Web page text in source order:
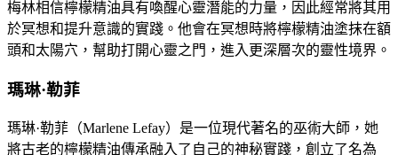
梅林相信檸檬精油具有喚醒心靈潛能的力量，因此經常將其用
於冥想和提升意識的實踐。他會在冥想時將檸檬精油塗抹在額
頭和太陽穴，幫助打開心靈之門，進入更深層次的靈性境界。
瑪琳·勒菲
瑪琳·勒菲（Marlene Lefay）是一位現代著名的巫術大師，她
將古老的檸檬精油傳承融入了自己的神秘實踐，創立了名為